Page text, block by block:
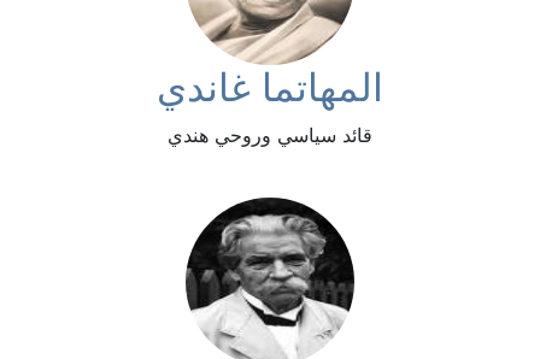
المهاتما غاندي
قائد سياسي وروحي هندي